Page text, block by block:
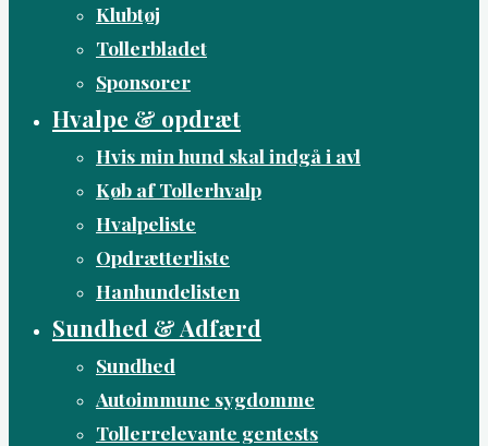
Klubtøj
Tollerbladet
Sponsorer
Hvalpe & opdræt
Hvis min hund skal indgå i avl
Køb af Tollerhvalp
Hvalpeliste
Opdrætterliste
Hanhundelisten
Sundhed & Adfærd
Sundhed
Autoimmune sygdomme
Tollerrelevante gentests